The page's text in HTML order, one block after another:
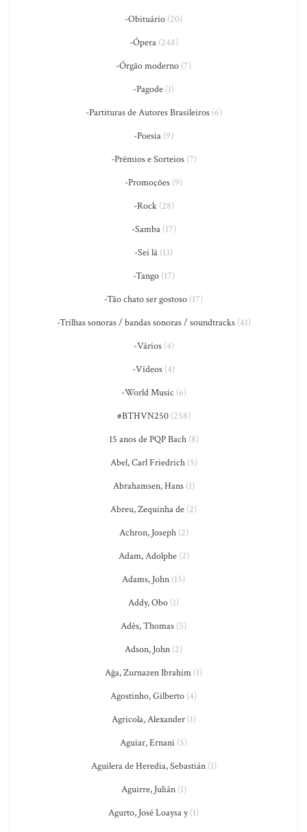
-Obituário (20)
-Ópera(248)
-Órgão moderno (7)
-Pagode (1)
-Partituras de Autores Brasileiros(6)
-Poesia (9)
-Prêmios e Sorteios(7)
-Promoções (9)
-Rock(28)
-Samba(17)
-Sei lá (13)
-Tango(17)
-Tão chato ser gostoso (17)
-Trilhas sonoras / bandas sonoras / soundtracks(41)
-Vários(4)
-Vídeos (4)
-World Music (6)
#BTHVN250(258)
15 anos de PQP Bach(8)
Abel, Carl Friedrich(5)
Abrahamsen, Hans(1)
Abreu, Zequinha de (2)
Achron, Joseph(2)
Adam, Adolphe(2)
Adams, John (15)
Addy, Obo (1)
Adès, Thomas (5)
Adson, John (2)
Ağa, Zurnazen Ibrahim (1)
Agostinho, Gilberto (4)
Agricola, Alexander(1)
Aguiar, Ernani (5)
Aguilera de Heredia, Sebastián(1)
Aguirre, Julián(1)
Agurto, José Loaysa y(1)